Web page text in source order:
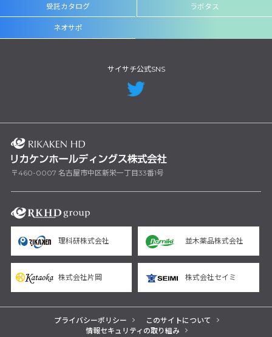
受託カタログ ラボタス
ネオサポ
サイサチ公式SNS
〒460-0007 名古屋市中区新栄一丁目33番1号
理科研株式会社 並木薬品株式会社
株式会社片岡 株式会社セイミ
プライバシーポリシー
このサイトについて
情報セキュリティの取り組み